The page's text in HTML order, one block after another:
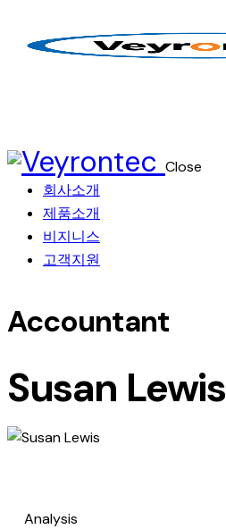
Close
회사소개
제품소개
비지니스
고객지원
Accountant
Susan Lewis
Analysis